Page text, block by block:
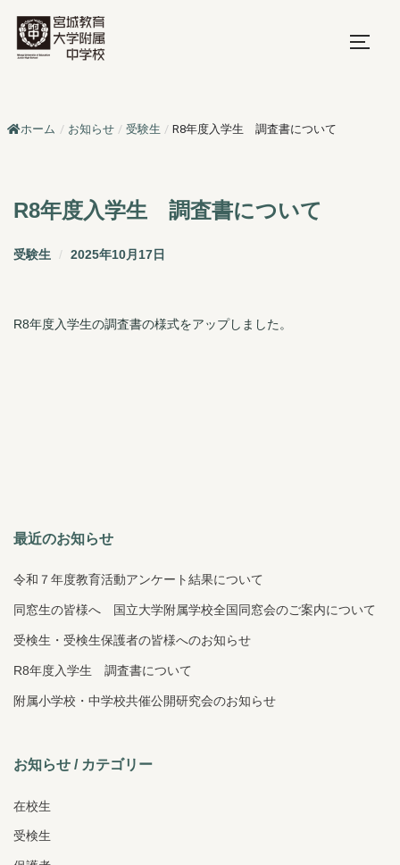
へ ホーム / お知らせ / 受験生 / R8年度入学生 調査書について
R8年度入学生 調査書について
受験生
投
2025年10月17日
R8年度入学生の調査書の様式をアップしました。
最近のお知らせ
令和７年度教育活動アンケート結果について
同窓生の皆様へ 国立大学附属学校全国同窓会のご案内について
受検生・受検生保護者の皆様へのお知らせ
R8年度入学生 調査書について
附属小学校・中学校共催公開研究会のお知らせ
お知らせ / カテゴリー
在校生
受検生